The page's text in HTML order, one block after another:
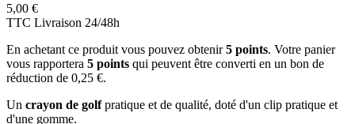
5,00 €
TTC Livraison 24/48h
En achetant ce produit vous pouvez obtenir5 points. Votre panier
vous rapportera 5 points qui peuvent être converti en un bon de
réduction de 0,25 €.
Un crayon de golfpratique et de qualité, doté d'un clip pratique et
d'une gomme.